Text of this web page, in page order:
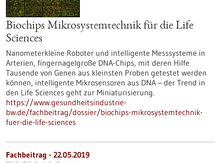
Biochips Mikrosystemtechnik für die Life
Sciences
Nanometerkleine Roboter und intelligente Messsysteme in
Arterien, fingernagelgroße DNA-Chips, mit deren Hilfe
Tausende von Genen aus kleinsten Proben getestet werden
können, intelligente Mikrosensoren aus DNA – der Trend in
den Life Sciences geht zur Miniaturisierung.
https://www.gesundheitsindustrie-
bw.de/fachbeitrag/dossier/biochips-mikrosystemtechnik-
fuer-die-life-sciences
Fachbeitrag - 22.05.2019